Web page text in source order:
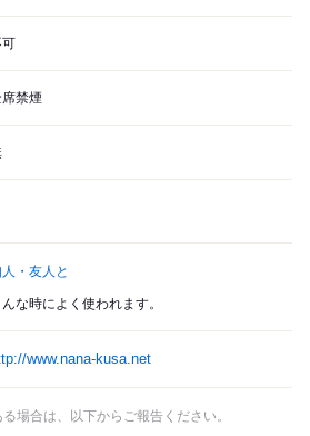
禁煙
・友人と
んな時によく使われます。
www.nana-kusa.net
場合は、以下からご報告ください。